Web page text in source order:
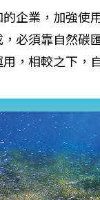
企業，加強使
必須靠自然碳
，相較之下，